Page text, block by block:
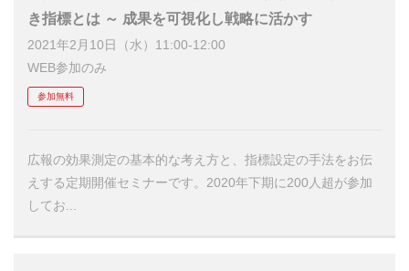
き指標とは ～ 成果を可視化し戦略に活かす
2021年2月10日（水）11:00-12:00
WEB参加のみ
参加無料
広報の効果測定の基本的な考え方と、指標設定の手法をお伝
えする定期開催セミナーです。2020年下期に200人超が参加
してお...